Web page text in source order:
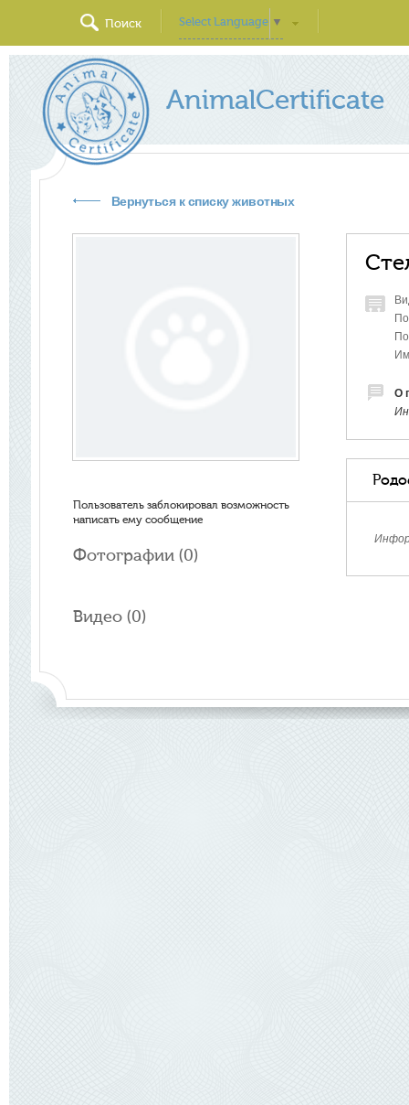
Поиск Select Language ▼
AnimalCertificate
Вернуться к списку животных
Пользователь заблокировал возможность
написать ему сообщение
Фотографии (0)
Видео (0)
О